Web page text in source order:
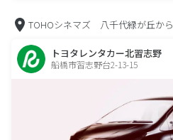
TOHOシネマズ 八千代緑が丘から
トヨタレンタカー北習志野
船橋市習志野台2-13-15